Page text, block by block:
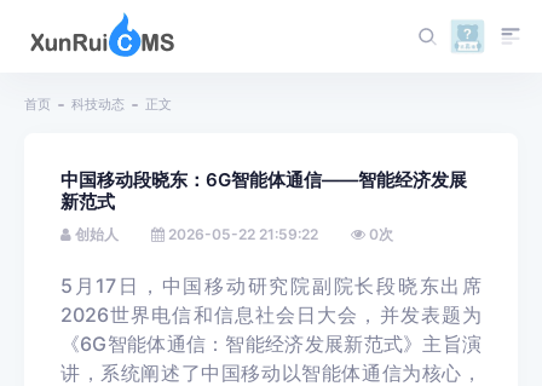
首页 科技动态 正文
中国移动段晓东：6G智能体通信——智能经济发展
新范式
创始人 2026-05-22 21:59:22 0次
5月17日，中国移动研究院副院长段晓东出席
2026世界电信和信息社会日大会，并发表题为
《6G智能体通信：智能经济发展新范式》主旨演
讲，系统阐述了中国移动以智能体通信为核心，